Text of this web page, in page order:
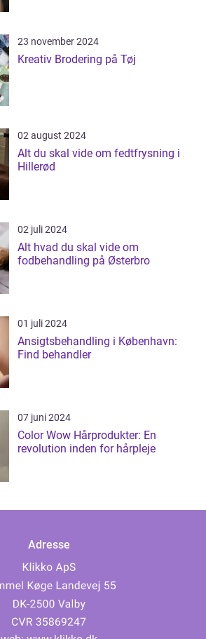
23 november 2024
Kreativ Brodering på Tøj
02 august 2024
Alt du skal vide om fedtfrysning i
Hillerød
02 juli 2024
Alt hvad du skal vide om
fodbehandling på Østerbro
01 juli 2024
Ansigtsbehandling i København:
Find behandler
07 juni 2024
Color Wow Hårprodukter: En
revolution inden for hårpleje
Adresse